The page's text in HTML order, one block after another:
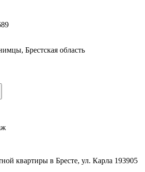
Брестская область
квартиры в Бресте, ул. Карла 193905